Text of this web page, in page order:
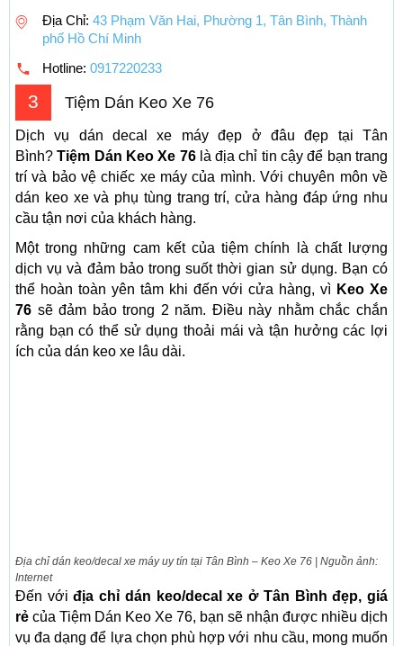
Địa Chỉ: 43 Phạm Văn Hai, Phường 1, Tân Bình, Thành
phố Hồ Chí Minh
Hotline: 0917220233
3 Tiệm Dán Keo Xe 76
Dịch vụ dán decal xe máy đẹp ở đâu đẹp tại Tân
Bình? Tiệm Dán Keo Xe 76là địa chỉ tin cậy để bạn trang
trí và bảo vệ chiếc xe máy của mình. Với chuyên môn về
dán keo xe và phụ tùng trang trí, cửa hàng đáp ứng nhu
cầu tận nơi của khách hàng.
Một trong những cam kết của tiệm chính là chất lượng
dịch vụ và đảm bảo trong suốt thời gian sử dụng. Bạn có
thể hoàn toàn yên tâm khi đến với cửa hàng, vì Keo Xe
76 sẽ đảm bảo trong 2 năm. Điều này nhằm chắc chắn
rằng bạn có thể sử dụng thoải mái và tận hưởng các lợi
ích của dán keo xe lâu dài.
Địa chỉ dán keo/decal xe máy uy tín tại Tân Bình – Keo Xe 76 | Nguồn ảnh:
Internet
Đến vớiđịa chỉ dán keo/decal xe ở Tân Bình đẹp, giá
rẻ của Tiệm Dán Keo Xe 76, bạn sẽ nhận được nhiều dịch
vụ đa dạng để lựa chọn phù hợp với nhu cầu, mong muốn